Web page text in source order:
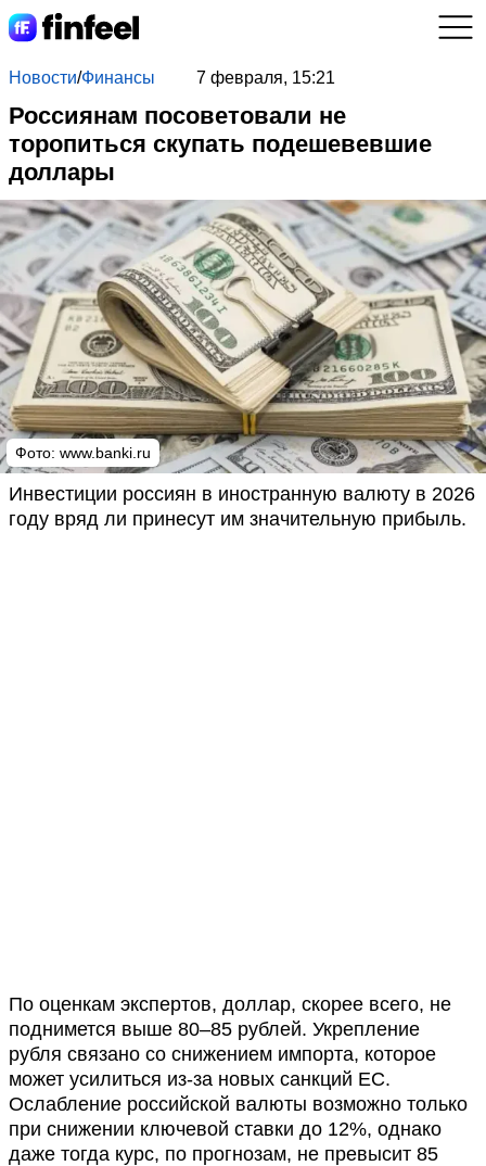
Новости/Финансы 7 февраля, 15:21
Россиянам посоветовали не
торопиться скупать подешевевшие
доллары
Фото: www.banki.ru
Инвестиции россиян в иностранную валюту в 2026
году вряд ли принесут им значительную прибыль.
По оценкам экспертов, доллар, скорее всего, не
поднимется выше 80–85 рублей. Укрепление
рубля связано со снижением импорта, которое
может усилиться из-за новых санкций ЕС.
Ослабление российской валюты возможно только
при снижении ключевой ставки до 12%, однако
даже тогда курс, по прогнозам, не превысит 85